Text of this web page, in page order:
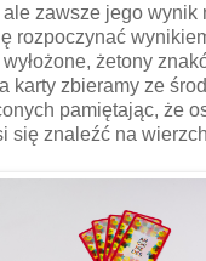
zawsze jego wynik
rozpoczynać
żetony
karty zbieramy ze
pamiętając, że
się znaleźć na